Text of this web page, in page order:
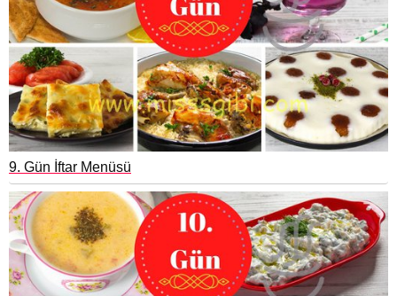
9. Gün İftar Menüsü